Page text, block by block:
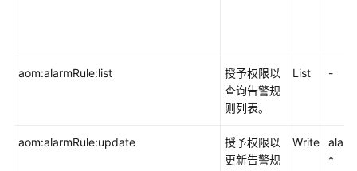
aom:alarmRule:list
授予权限以
查询告警规
则列表。
List -
aom:alarmRule:update
授予权限以
更新告警规
Write
*